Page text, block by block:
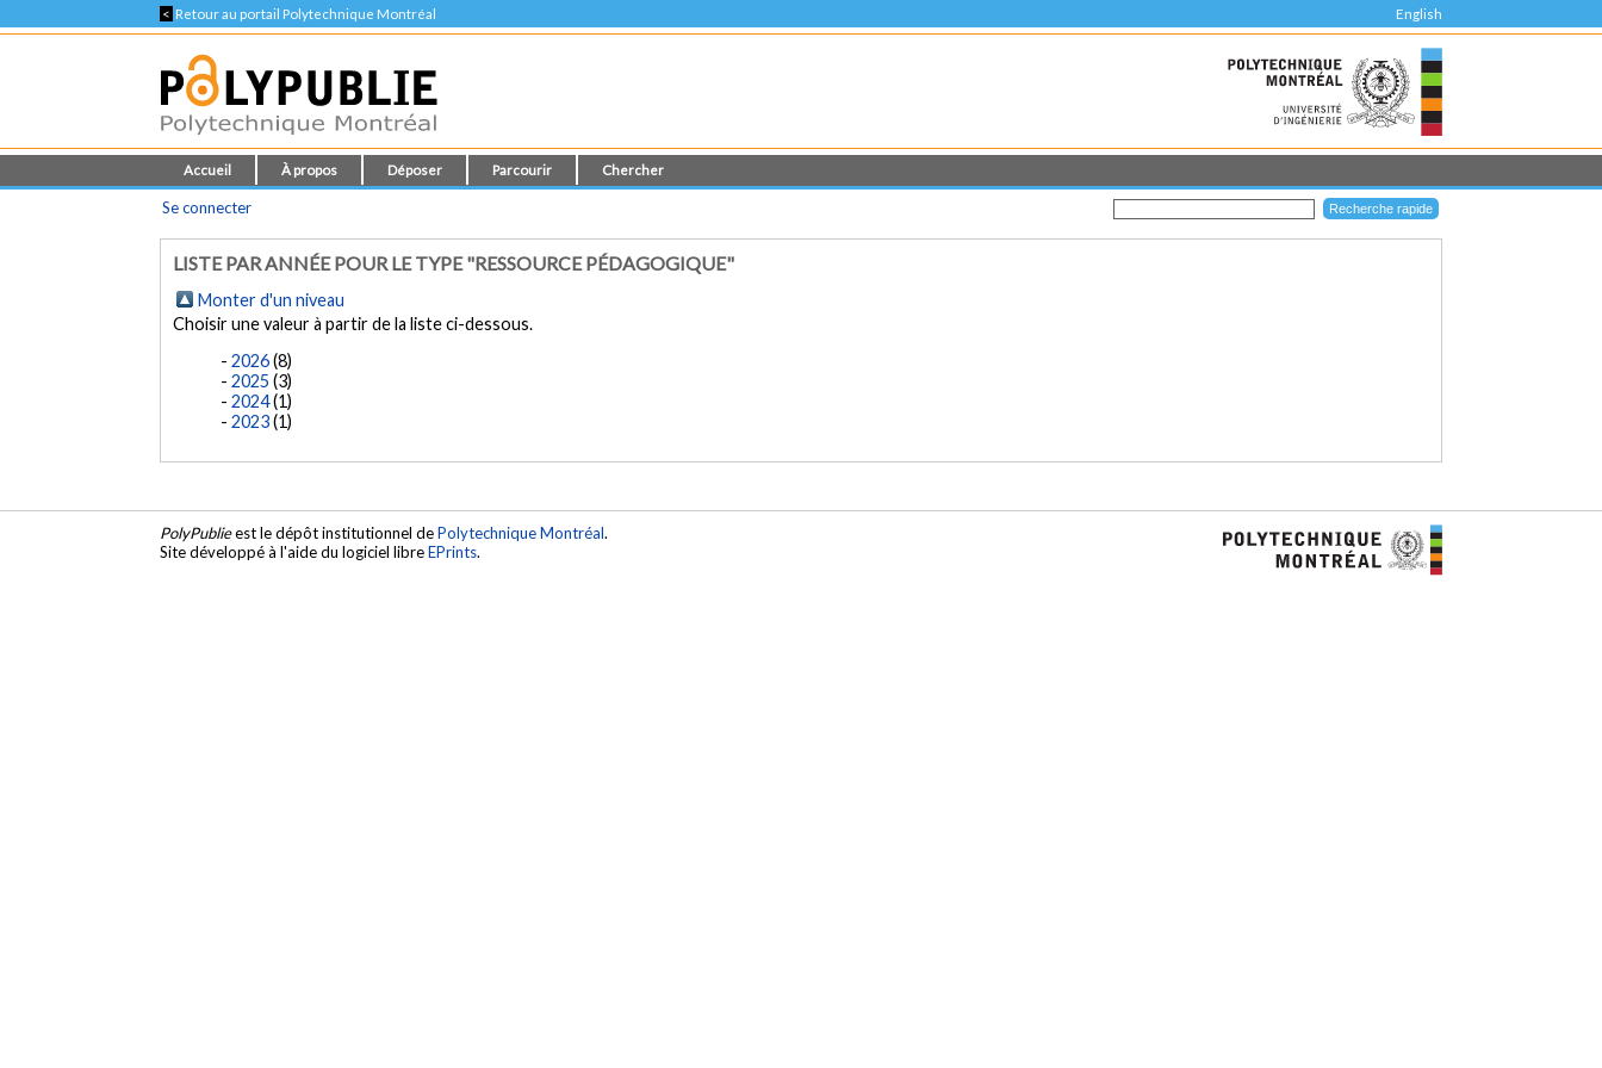
< Retour au portail Polytechnique Montréal English
Accueil À propos Déposer Parcourir Chercher
Se connecter
LISTE PAR ANNÉE POUR LE TYPE "RESSOURCE PÉDAGOGIQUE"
Monter d'un niveau
Choisir une valeur à partir de la liste ci-dessous.
2026(8)
2025 (3)
2024(1)
2023(1)
PolyPublieest le dépôt institutionnel dePolytechnique Montréal.
Site développé à l'aide du logiciel libreEPrints.